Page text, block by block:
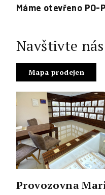
Máme otevřeno PO-
Navštivte
Mapa prodejen
Provozovna